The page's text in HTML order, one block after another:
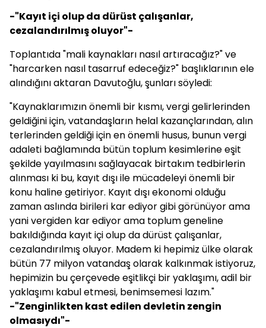
-"Kayıt içi olup da dürüst çalışanlar,
cezalandırılmış oluyor"-
Toplantıda "mali kaynakları nasıl artıracağız?" ve
"harcarken nasıl tasarruf edeceğiz?" başlıklarının ele
alındığını aktaran Davutoğlu, şunları söyledi:
"Kaynaklarımızın önemli bir kısmı, vergi gelirlerinden
geldiğini için, vatandaşların helal kazançlarından, alın
terlerinden geldiği için en önemli husus, bunun vergi
adaleti bağlamında bütün toplum kesimlerine eşit
şekilde yayılmasını sağlayacak birtakım tedbirlerin
alınması ki bu, kayıt dışı ile mücadeleyi önemli bir
konu haline getiriyor. Kayıt dışı ekonomi olduğu
zaman aslında birileri kar ediyor gibi görünüyor ama
yani vergiden kar ediyor ama toplum geneline
bakıldığında kayıt içi olup da dürüst çalışanlar,
cezalandırılmış oluyor. Madem ki hepimiz ülke olarak
bütün 77 milyon vatandaş olarak kalkınmak istiyoruz,
hepimizin bu çerçevede eşitlikçi bir yaklaşımı, adil bir
yaklaşımı kabul etmesi, benimsemesi lazım."
-"Zenginlikten kast edilen devletin zengin
olmasıydı"-